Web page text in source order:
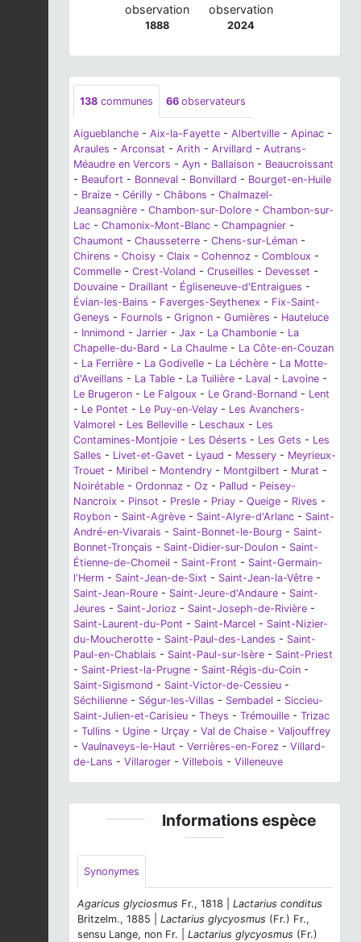
observation
1888
observation
2024
138 communes 66 observateurs
Aigueblanche - Aix-la-Fayette - Albertville - Apinac -
Araules - Arconsat - Arith - Arvillard - Autrans-
Méaudre en Vercors - Ayn - Ballaison - Beaucroissant
- Beaufort - Bonneval - Bonvillard - Bourget-en-Huile
- Braize - Cérilly - Châbons - Chalmazel-
Jeansagnière - Chambon-sur-Dolore - Chambon-sur-
Lac - Chamonix-Mont-Blanc - Champagnier -
Chaumont - Chausseterre - Chens-sur-Léman -
Chirens - Choisy - Claix - Cohennoz - Combloux -
Commelle - Crest-Voland - Cruseilles - Devesset -
Douvaine - Draillant - Égliseneuve-d'Entraigues -
Évian-les-Bains - Faverges-Seythenex - Fix-Saint-
Geneys - Fournols - Grignon - Gumières - Hauteluce
- Innimond - Jarrier - Jax - La Chambonie - La
Chapelle-du-Bard - La Chaulme - La Côte-en-Couzan
- La Ferrière - La Godivelle - La Léchère - La Motte-
d'Aveillans - La Table - La Tuilière - Laval - Lavoine -
Le Brugeron - Le Falgoux - Le Grand-Bornand - Lent
- Le Pontet - Le Puy-en-Velay - Les Avanchers-
Valmorel - Les Belleville - Leschaux - Les
Contamines-Montjoie - Les Déserts - Les Gets - Les
Salles - Livet-et-Gavet - Lyaud - Messery - Meyrieux-
Trouet - Miribel - Montendry - Montgilbert - Murat -
Noirétable - Ordonnaz - Oz - Pallud - Peisey-
Nancroix - Pinsot - Presle - Priay - Queige - Rives -
Roybon - Saint-Agrève - Saint-Alyre-d'Arlanc - Saint-
André-en-Vivarais - Saint-Bonnet-le-Bourg - Saint-
Bonnet-Tronçais - Saint-Didier-sur-Doulon - Saint-
Étienne-de-Chomeil - Saint-Front - Saint-Germain-
l'Herm - Saint-Jean-de-Sixt - Saint-Jean-la-Vêtre -
Saint-Jean-Roure - Saint-Jeure-d'Andaure - Saint-
Jeures - Saint-Jorioz - Saint-Joseph-de-Rivière -
Saint-Laurent-du-Pont - Saint-Marcel - Saint-Nizier-
du-Moucherotte - Saint-Paul-des-Landes - Saint-
Paul-en-Chablais - Saint-Paul-sur-Isère - Saint-Priest
- Saint-Priest-la-Prugne - Saint-Régis-du-Coin -
Saint-Sigismond - Saint-Victor-de-Cessieu -
Séchilienne - Ségur-les-Villas - Sembadel - Siccieu-
Saint-Julien-et-Carisieu - Theys - Trémouille - Trizac
- Tullins - Ugine - Urçay - Val de Chaise - Valjouffrey
- Vaulnaveys-le-Haut - Verrières-en-Forez - Villard-
de-Lans - Villaroger - Villebois - Villeneuve
Informations espèce
Synonymes
Agaricus glyciosmus Fr., 1818 | Lactarius conditus
Britzelm., 1885 | Lactarius glycyosmus (Fr.) Fr.,
sensu Lange, non Fr. | Lactarius glycyosmus (Fr.)